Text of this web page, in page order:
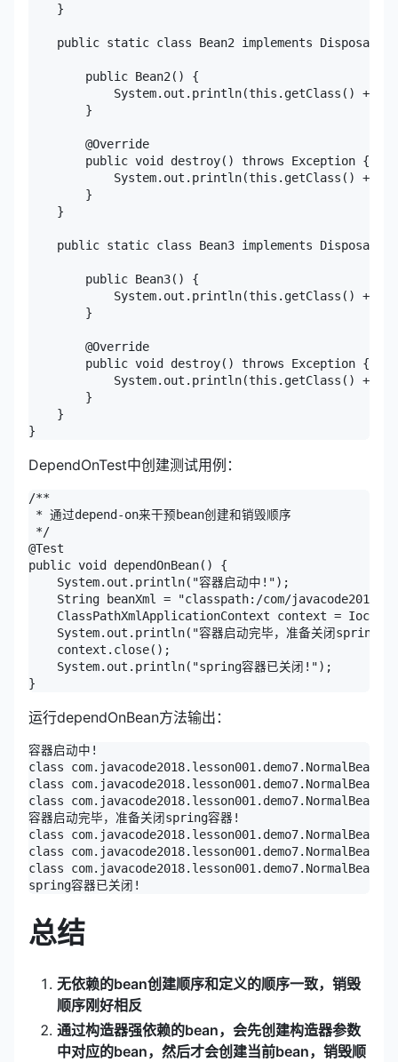
}
public static class Bean2 implements
public Bean2() {
System.out.println(this.getClass() + "
}
@Override
public void destroy() throws Exception {
System.out.println(this.getClass() + "
}
}
public static class Bean3 implements
public Bean3() {
System.out.println(this.getClass() + "
}
@Override
public void destroy() throws Exception {
System.out.println(this.getClass() + "
}
}
DependOnTest中创建测试用例：
/**
* 通过depend-on来干预bean创建和销毁顺序
*/
@Test
public void dependOnBean() {
System.out.println("容器启动中!");
String beanXml = "classpath:/com/javacode2018/
ClassPathXmlApplicationContext context =
System.out.println("容器启动完毕，准备关闭spring
context.close();
System.out.println("spring容器已关闭!");
运行dependOnBean方法输出：
容器启动中!
class
class
class
容器启动完毕，准备关闭spring容器!
class
class
class
总结
无依赖的bean创建顺序和定义的顺序一致，销毁
顺序刚好相反
通过构造器强依赖的bean，会先创建构造器参数
中对应的bean，然后才会创建当前bean，销毁顺